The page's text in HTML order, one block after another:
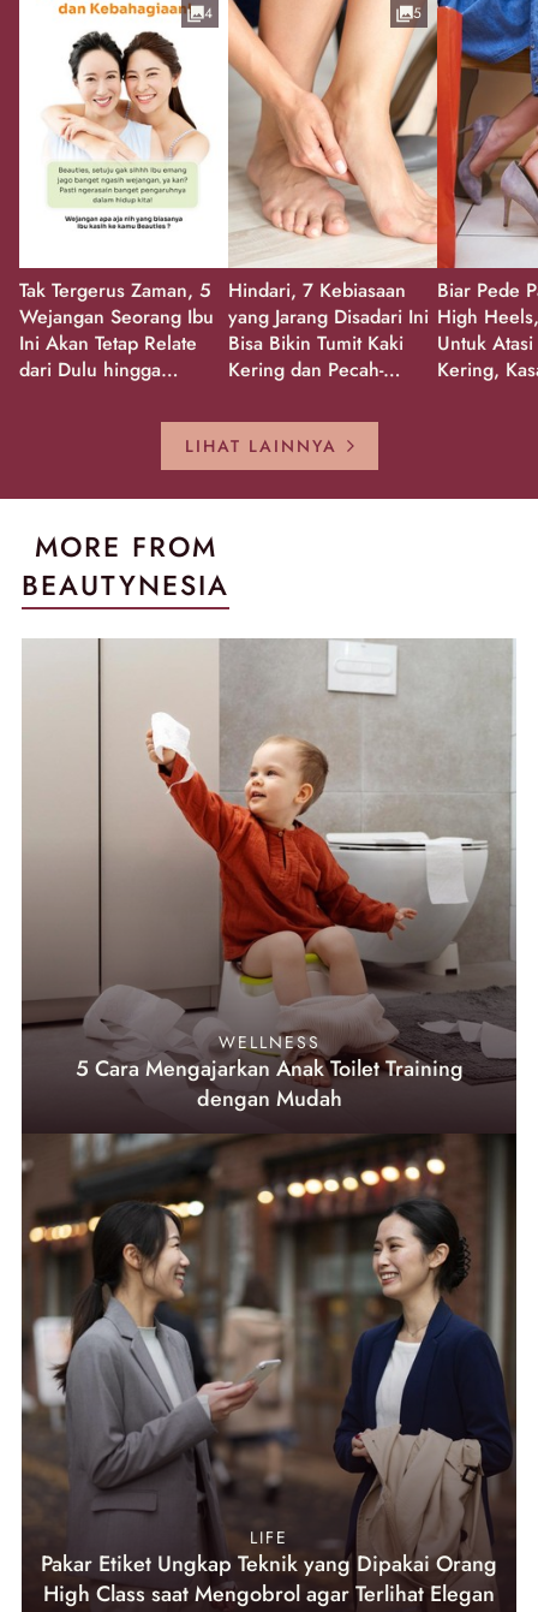
Tak Tergerus Zaman, 5
Wejangan Seorang Ibu
Ini Akan Tetap Relate
dari Dulu hingga
4
Hindari, 7 Kebiasaan
yang Jarang Disadari Ini
Bisa Bikin Tumit Kaki
Kering dan Pecah-
5
Biar Pede
High
Untuk
Kering,
LIHAT LAINNYA
MORE FROM
BEAUTYNESIA
WELLNESS
5 Cara Mengajarkan Anak Toilet Training
dengan Mudah
LIFE
Pakar Etiket Ungkap Teknik yang Dipakai Orang
High Class saat Mengobrol agar Terlihat Elegan